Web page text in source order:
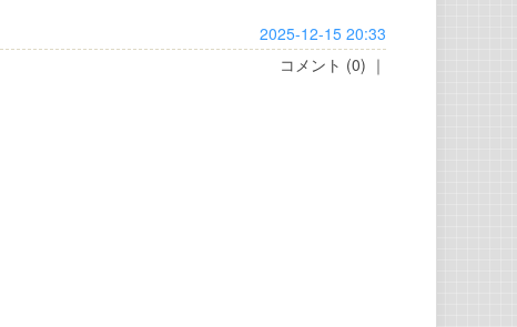
2025-12-15 20:33
コメント (0) ｜